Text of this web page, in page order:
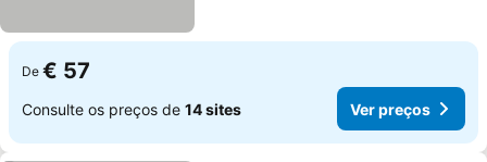
De € 57
Consulte os preços de 14 sites Ver preços